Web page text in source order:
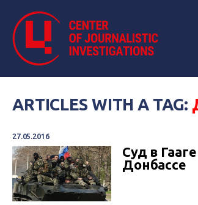
ARTICLES WITH A TAG:
27.05.2016
Суд в
Донбассе